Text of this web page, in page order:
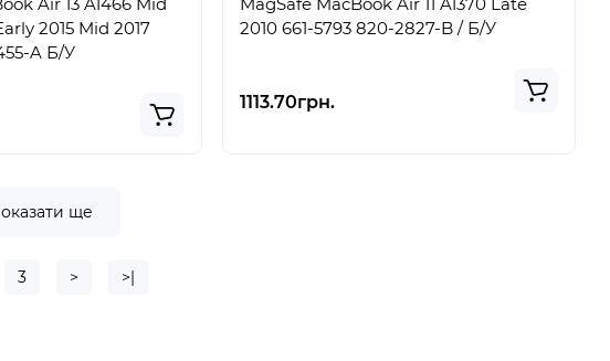
2015 Mid 2017
A Б/У
2010 661-5793 820-2827-B / Б/У
1113.70грн.
ще
3 > >|